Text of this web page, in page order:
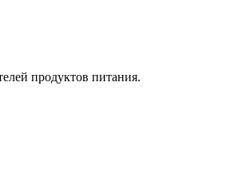
продуктов питания.